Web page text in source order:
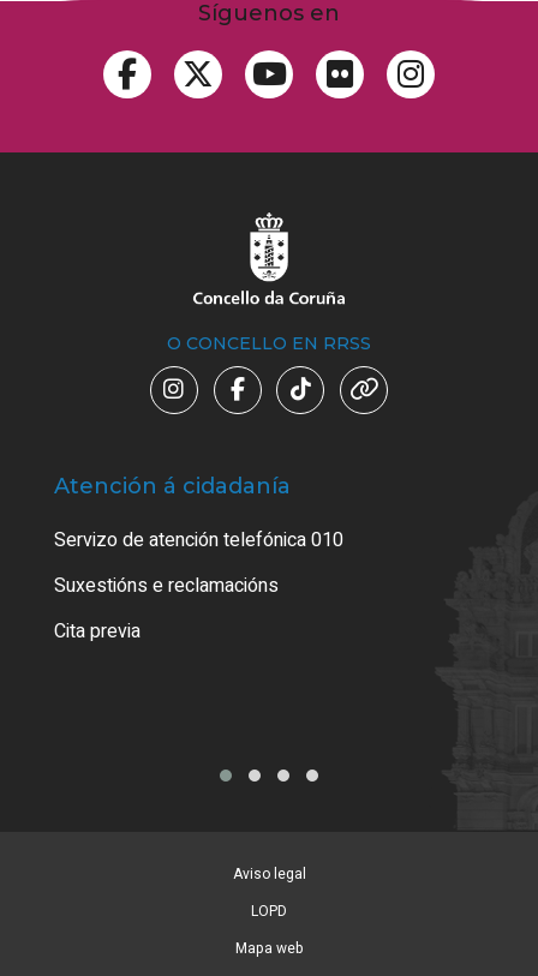
Síguenos en
O CONCELLO EN RRSS
Atención á cidadanía
Servizo de atención telefónica 010
Suxestións e reclamacións
Cita previa
Aviso legal
LOPD
Mapa web